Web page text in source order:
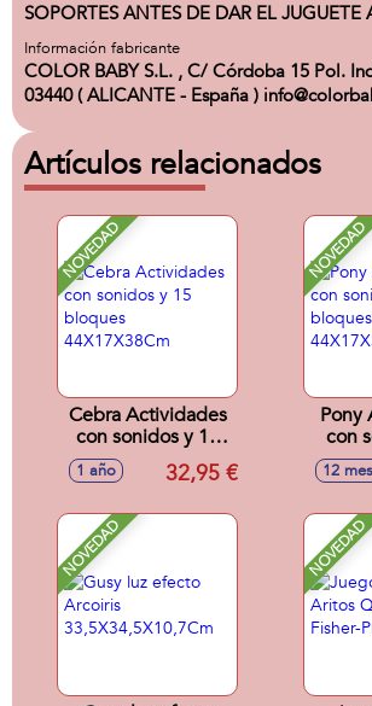
SOPORTES ANTES DE DAR EL
Información fabricante
COLOR BABY S.L. , C/ Córdoba 15 Pol.
03440 ( ALICANTE - España )
Artículos relacionados
NOVEDAD
Cebra Actividades
con sonidos y 15
bloques
44X17X38Cm
1 año 32,95 €
NOVEDAD
Pony
con
12
NOVEDAD NOVEDAD